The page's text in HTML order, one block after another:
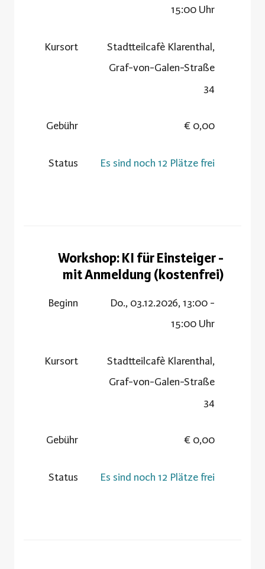
15:00 Uhr
Kursort
Stadtteilcafè Klarenthal,
Graf-von-Galen-Straße
34
Gebühr 0,00 €
Status Es sind noch 12 Plätze frei
Workshop: KI für Einsteiger -
mit Anmeldung (kostenfrei)
Beginn
Do., 03.12.2026, 13:00 -
15:00 Uhr
Kursort
Stadtteilcafè Klarenthal,
Graf-von-Galen-Straße
34
Gebühr 0,00 €
Status Es sind noch 12 Plätze frei